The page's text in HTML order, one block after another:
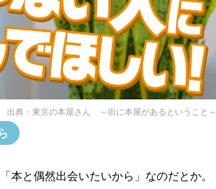
出典： 東京の本屋さん ～街に本屋があるということ～
と偶然出会いたいから」なのだとか。